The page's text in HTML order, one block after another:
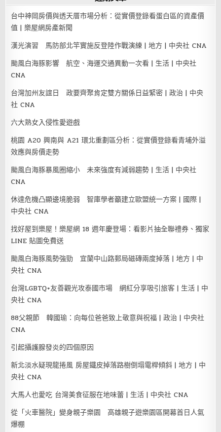
台中神岡房價與透天厝市場分析：從實價登錄看蛋白區的資產價
值 | 樂屋網房產新聞
漢光演習 馬防部北竿實施反登陸作戰演練 | 地方 | 中央社 CNA
颱風白海豚影響 航空、海運交通異動一次看 | 生活 | 中央社
CNA
台灣加州友誼日 政要齊聚肯定雙方關係日益緊密 | 政治 | 中央
社 CNA
六大熟女入侵性愛遊戲
桃園 A20 興南與 A21 環北重劃區分析：從實價登錄看青埔外溢
效應與房價走勢
颱風白海豚暴風圈縮小 未來強度有減弱趨勢 | 生活 | 中央社
CNA
休達危機凸顯邊境脆弱 智庫學者籲建立歐盟統一方案 | 國際 |
中央社 CNA
找好屋到樂屋！樂屋網 18 週年慶登場：看影片抽全聯禮券、獨家
LINE 貼圖免費送
颱風白海豚風勢強勁 宜蘭中山路郵局磁磚兩度掉落 | 地方 | 中
央社 CNA
台灣LGBTQ+友善觀光攻泰國市場 網紅分享吸引旅客 | 生活 | 中
央社 CNA
88父親節 韓國瑜：向每位爸爸致上敬意與祝福 | 政治 | 中央社
CNA
引起攝護腺發炎的四個原因
新北淡水疑現龍捲風 房屋鐵皮掉落路樹倒塌電桿傾斜 | 地方 | 中
央社 CNA
大馬人也愛吃 台灣美食征服在地味蕾 | 生活 | 中央社 CNA
從「火車醫院」變身親子樂園 高雄親子遊樂園區開幕首日人氣
爆棚